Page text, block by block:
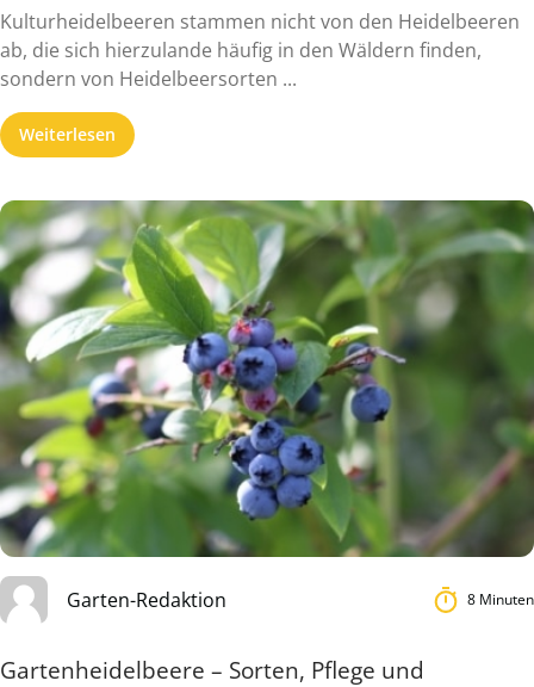
Kulturheidelbeeren stammen nicht von den Heidelbeeren
ab, die sich hierzulande häufig in den Wäldern finden,
sondern von Heidelbeersorten ...
Weiterlesen
Garten-Redaktion 8 Minuten
Gartenheidelbeere – Sorten, Pflege und